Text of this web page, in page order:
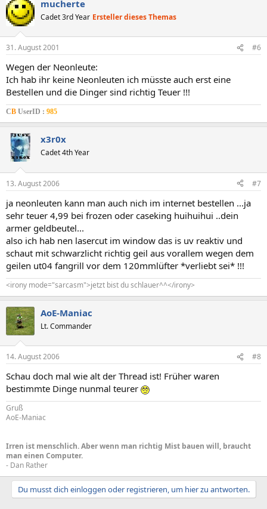
mucherte
Cadet 3rd Year Ersteller dieses Themas
31. August 2001 #6
Wegen der Neonleute:
Ich hab ihr keine Neonleuten ich müsste auch erst eine
Bestellen und die Dinger sind richtig Teuer !!!
CB UserID : 985
x3r0x
Cadet 4th Year
13. August 2006 #7
ja neonleuten kann man auch nich im internet bestellen ...ja
sehr teuer 4,99 bei frozen oder caseking huihuihui ..dein
armer geldbeutel...
also ich hab nen lasercut im window das is uv reaktiv und
schaut mit schwarzlicht richtig geil aus vorallem wegen dem
geilen ut04 fangrill vor dem 120mmlüfter *verliebt sei* !!!
<irony mode="sarcasm">jetzt bist du schlauer^^</irony>
AoE-Maniac
Lt. Commander
14. August 2006 #8
Schau doch mal wie alt der Thread ist! Früher waren
bestimmte Dinge nunmal teurer
Gruß
AoE-Maniac
Irren ist menschlich. Aber wenn man richtig Mist bauen will, braucht
man einen Computer.
- Dan Rather
Du musst dich einloggen oder registrieren, um hier zu antworten.